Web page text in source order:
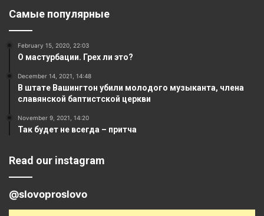
Самые популярные
February 15, 2020, 22:03
О мастурбации. Грех ли это?
December 14, 2021, 14:48
В штате Вашингтон убили молодого музыканта, члена
славянской баптистской церкви
November 9, 2021, 14:20
Так будет не всегда – притча
Read our instagram
@slovoproslovo